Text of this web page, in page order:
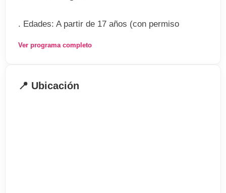
. Edades: A partir de 17 años (con permiso
. Estudiantes: Máximo 15 estudiantes por aula
. Duración: 36 semanas
Ver programa completo
📍 Ubicación